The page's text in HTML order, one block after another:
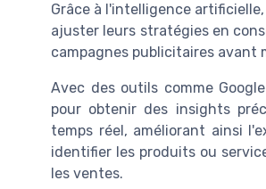
Grâce à l'intelligence
ajuster leurs stratégies en
campagnes publicitaires avant
Avec des outils comme
pour obtenir des insights
temps réel, améliorant ainsi
identifier les produits ou
les ventes.